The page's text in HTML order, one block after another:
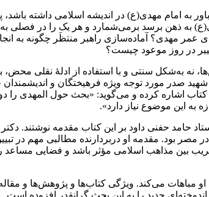
امام مهدی(ع) در اندیشه اسلامی داشته باشد،
به ذهن برسد برمی‌شمارد و هر یک را در فصلی
عمر مهدی؟ آمادە‌سازی راهبر منتظَر چگونه به
در روز موعود چیست؟
نه به‌شکل سنتی و با استفاده از ادلۀ‌ نقلی محض،
صدر مورد توجه ویژه فرهیختگان و
اشاره کرده و می‌گوید: «بحث حول المهدی را
به این موضوع نیاز دارد».
حامد حفنی داود بر این کتاب مقدمه نوشتند.
مصر بود. مقدمه او دربردارنده مطالبی مهم در
بین مذاهب اسلامی مؤثر باشد و فضایی مساعد
می‌کند. ویژگی کتاب‌ها و پژوهش‌ها و